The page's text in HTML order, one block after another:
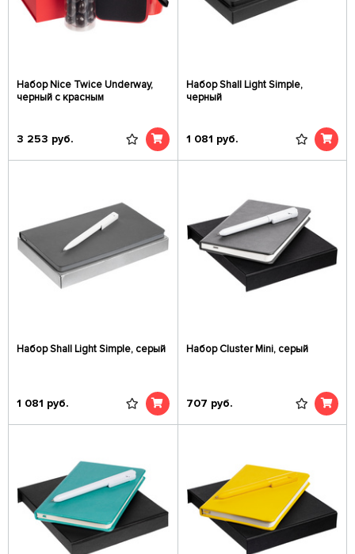
Набор Nice Twice Underway,
черный с красным
3 253 руб.
Набор Shall Light Simple,
черный
1 081 руб.
Набор Shall Light Simple, серый
1 081 руб.
Набор Cluster Mini, серый
707 руб.